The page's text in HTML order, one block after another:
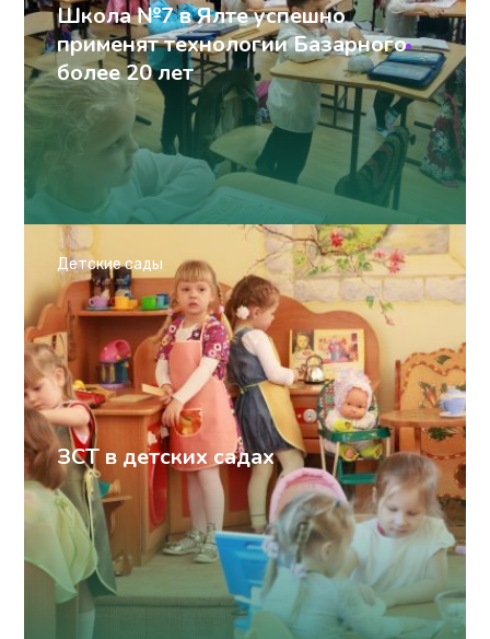
Школа №7 в Ялте успешно
применят технологии Базарного
более 20 лет
ЗСТ в детских садах
Детские сады